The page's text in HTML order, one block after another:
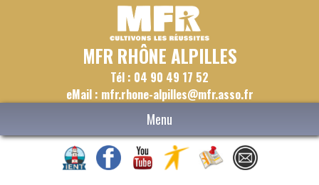
MFR RHÔNE ALPILLES
Tél : 04 90 49 17 52
eMail : mfr.rhone-alpilles@mfr.asso.fr
Menu